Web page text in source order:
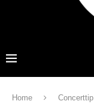
Home Concerttip